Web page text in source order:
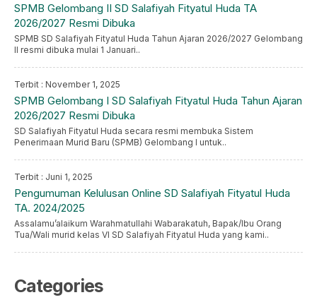
SPMB Gelombang II SD Salafiyah Fityatul Huda TA
2026/2027 Resmi Dibuka
SPMB SD Salafiyah Fityatul Huda Tahun Ajaran 2026/2027 Gelombang
II resmi dibuka mulai 1 Januari..
Terbit : November 1, 2025
SPMB Gelombang I SD Salafiyah Fityatul Huda Tahun Ajaran
2026/2027 Resmi Dibuka
SD Salafiyah Fityatul Huda secara resmi membuka Sistem
Penerimaan Murid Baru (SPMB) Gelombang I untuk..
Terbit : Juni 1, 2025
Pengumuman Kelulusan Online SD Salafiyah Fityatul Huda
TA. 2024/2025
Assalamu’alaikum Warahmatullahi Wabarakatuh, Bapak/Ibu Orang
Tua/Wali murid kelas VI SD Salafiyah Fityatul Huda yang kami..
Categories